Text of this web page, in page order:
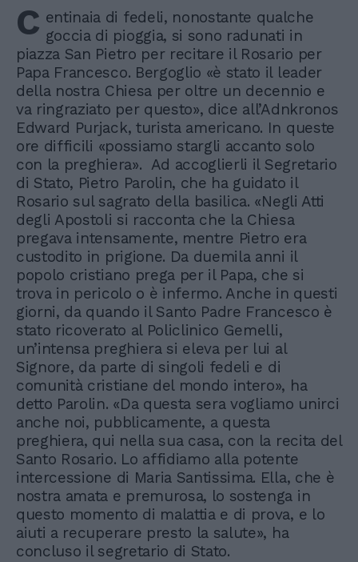
C entinaia di fedeli, nonostante qualche
goccia di pioggia, si sono radunati in
piazza San Pietro per recitare il Rosario per
Papa Francesco. Bergoglio «è stato il leader
della nostra Chiesa per oltre un decennio e
va ringraziato per questo», dice all’Adnkronos
Edward Purjack, turista americano. In queste
ore difficili «possiamo stargli accanto solo
con la preghiera». Ad accoglierli il Segretario
di Stato, Pietro Parolin, che ha guidato il
Rosario sul sagrato della basilica. «Negli Atti
degli Apostoli si racconta che la Chiesa
pregava intensamente, mentre Pietro era
custodito in prigione. Da duemila anni il
popolo cristiano prega per il Papa, che si
trova in pericolo o è infermo. Anche in questi
giorni, da quando il Santo Padre Francesco è
stato ricoverato al Policlinico Gemelli,
un’intensa preghiera si eleva per lui al
Signore, da parte di singoli fedeli e di
comunità cristiane del mondo intero», ha
detto Parolin. «Da questa sera vogliamo unirci
anche noi, pubblicamente, a questa
preghiera, qui nella sua casa, con la recita del
Santo Rosario. Lo affidiamo alla potente
intercessione di Maria Santissima. Ella, che è
nostra amata e premurosa, lo sostenga in
questo momento di malattia e di prova, e lo
aiuti a recuperare presto la salute», ha
concluso il segretario di Stato.